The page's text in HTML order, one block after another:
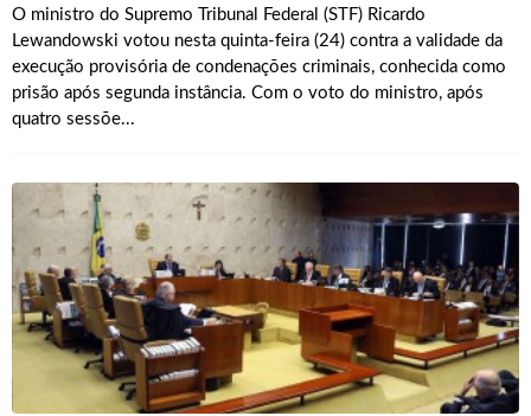
O ministro do Supremo Tribunal Federal (STF) Ricardo
Lewandowski votou nesta quinta-feira (24) contra a validade da
execução provisória de condenações criminais, conhecida como
prisão após segunda instância. Com o voto do ministro, após
quatro sessõe...